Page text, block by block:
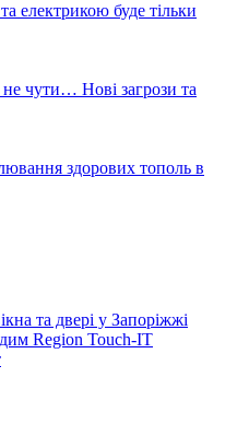
електрикою буде тільки
не чути… Нові загрози та
здорових тополь в
та двері у Запоріжжі
Region Touch-IT